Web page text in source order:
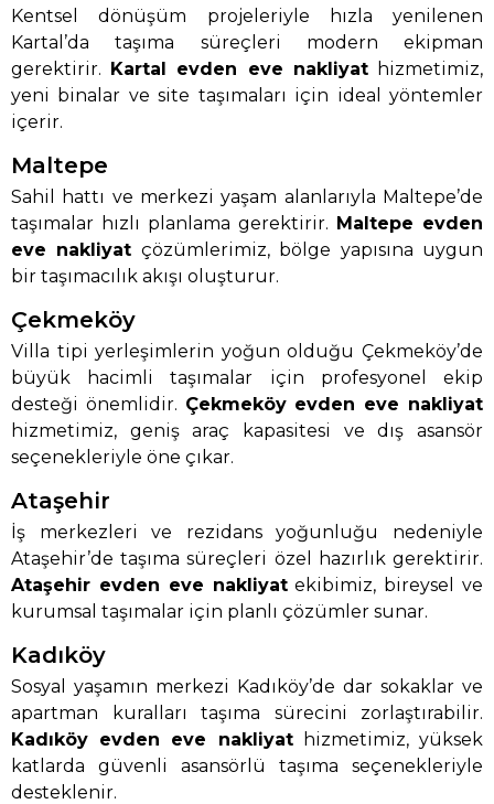
Kentsel dönüşüm projeleriyle hızla yenilenen
Kartal’da taşıma süreçleri modern ekipman
gerektirir.
Kartal evden eve nakliyathizmetimiz,
yeni binalar ve site taşımaları için ideal yöntemler
içerir.
Maltepe
Sahil hattı ve merkezi yaşam alanlarıyla Maltepe’de
taşımalar hızlı planlama gerektirir. Maltepe evden
eve nakliyat çözümlerimiz, bölge yapısına uygun
bir taşımacılık akışı oluşturur.
Çekmeköy
Villa tipi yerleşimlerin yoğun olduğu Çekmeköy’de
büyük hacimli taşımalar için profesyonel ekip
desteği önemlidir. Çekmeköy evden eve nakliyat
hizmetimiz, geniş araç kapasitesi ve dış asansör
seçenekleriyle öne çıkar.
Ataşehir
İş merkezleri ve rezidans yoğunluğu nedeniyle
Ataşehir’de taşıma süreçleri özel hazırlık gerektirir.
Ataşehir evden eve nakliyatekibimiz, bireysel ve
kurumsal taşımalar için planlı çözümler sunar.
Kadıköy
Sosyal yaşamın merkezi Kadıköy’de dar sokaklar ve
apartman kuralları taşıma sürecini zorlaştırabilir.
Kadıköy evden eve nakliyathizmetimiz, yüksek
katlarda güvenli asansörlü taşıma seçenekleriyle
desteklenir.